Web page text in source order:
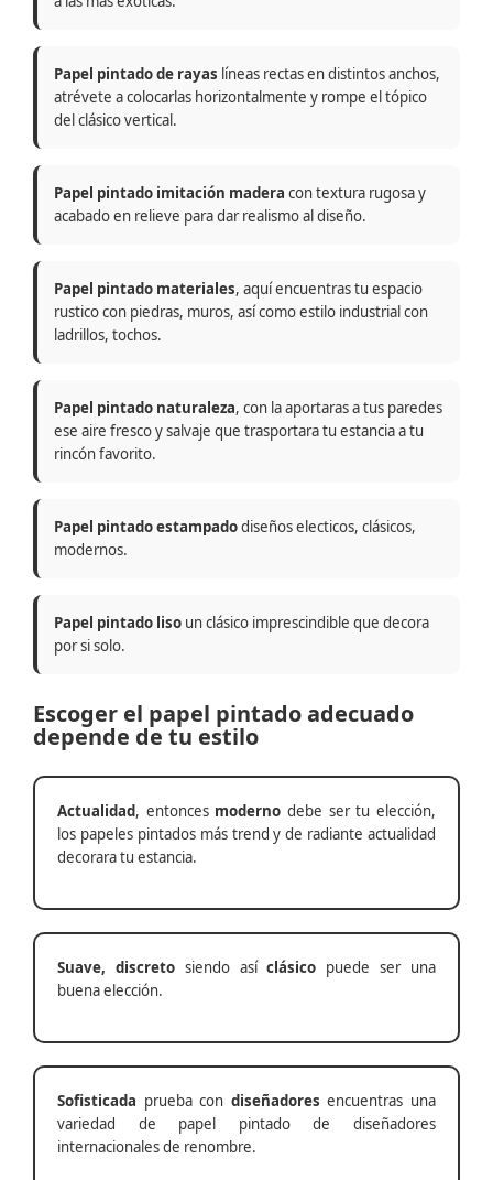
Papel pintado de rayas líneas rectas en distintos anchos,
atrévete a colocarlas horizontalmente y rompe el tópico
del clásico vertical.
Papel pintado imitación madera con textura rugosa y
acabado en relieve para dar realismo al diseño.
Papel pintado materiales, aquí encuentras tu espacio
rustico con piedras, muros, así como estilo industrial con
ladrillos, tochos.
Papel pintado naturaleza, con la aportaras a tus paredes
ese aire fresco y salvaje que trasportara tu estancia a tu
rincón favorito.
Papel pintado estampadodiseños electicos, clásicos,
modernos.
Papel pintado liso un clásico imprescindible que decora
por si solo.
Escoger el papel pintado adecuado
depende de tu estilo
Actualidad, entonces moderno debe ser tu elección,
los papeles pintados más trend y de radiante actualidad
decorara tu estancia.
Suave, discretosiendo asíclásico puede ser una
buena elección.
Sofisticada prueba con diseñadores encuentras una
variedad de papel pintado de diseñadores
internacionales de renombre.